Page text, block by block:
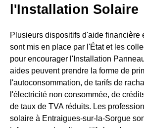
l'Installation Solaire
Plusieurs dispositifs d'aide financière
sont mis en place par l'État et les
pour encourager l'Installation
aides peuvent prendre la forme de
l'autoconsommation, de tarifs de
l'électricité non consommée, de
de taux de TVA réduits. Les
solaire à Entraigues-sur-la-Sorgue